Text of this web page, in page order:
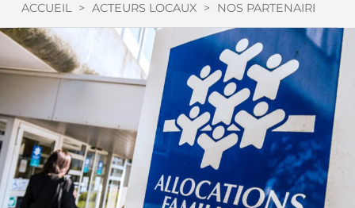
ACCUEIL > ACTEURS LOCAUX > NOS PARTENAIRES